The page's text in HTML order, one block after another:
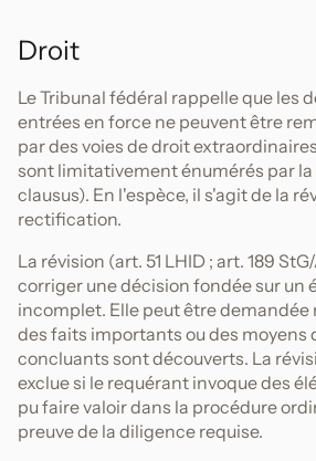
Droit
Le Tribunal fédéral rappelle que les
entrées en force ne peuvent être
par des voies de droit
sont limitativement énumérés par
clausus). En l'espèce, il s'agit de la
rectification.
La révision (art. 51 LHID ; art. 189
corriger une décision fondée sur un
incomplet. Elle peut être
des faits importants ou des moyens
concluants sont découverts. La
exclue si le requérant invoque des
pu faire valoir dans la procédure
preuve de la diligence requise.